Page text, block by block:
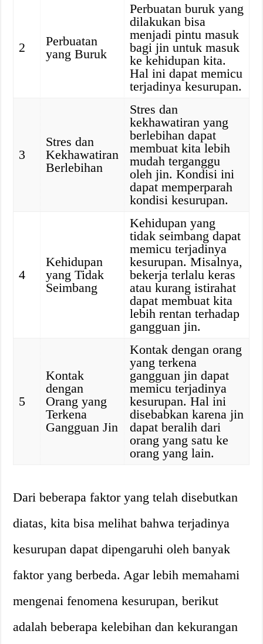
2
Perbuatan
yang Buruk
Perbuatan buruk yang
dilakukan bisa
menjadi pintu masuk
bagi jin untuk masuk
ke kehidupan kita.
Hal ini dapat memicu
terjadinya kesurupan.
3
Stres dan
Kekhawatiran
Berlebihan
Stres dan
kekhawatiran yang
berlebihan dapat
membuat kita lebih
mudah terganggu
oleh jin. Kondisi ini
dapat memperparah
kondisi kesurupan.
4
Kehidupan
yang Tidak
Seimbang
Kehidupan yang
tidak seimbang dapat
memicu terjadinya
kesurupan. Misalnya,
bekerja terlalu keras
atau kurang istirahat
dapat membuat kita
lebih rentan terhadap
gangguan jin.
5
Kontak
dengan
Orang yang
Terkena
Gangguan Jin
Kontak dengan orang
yang terkena
gangguan jin dapat
memicu terjadinya
kesurupan. Hal ini
disebabkan karena jin
dapat beralih dari
orang yang satu ke
orang yang lain.
Dari beberapa faktor yang telah disebutkan
diatas, kita bisa melihat bahwa terjadinya
kesurupan dapat dipengaruhi oleh banyak
faktor yang berbeda. Agar lebih memahami
mengenai fenomena kesurupan, berikut
adalah beberapa kelebihan dan kekurangan